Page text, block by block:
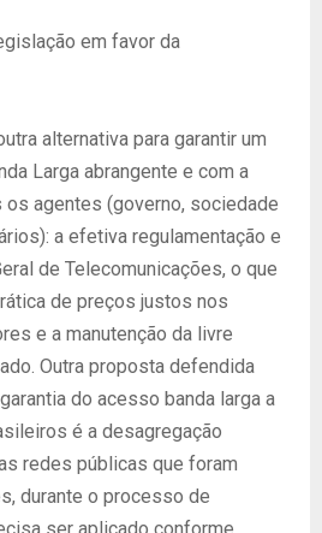
em favor da
alternativa para garantir um
Larga abrangente e com a
agentes (governo, sociedade
a efetiva regulamentação e
de Telecomunicações, o que
de preços justos nos
e a manutenção da livre
Outra proposta defendida
do acesso banda larga a
é a desagregação
redes públicas que foram
durante o processo de